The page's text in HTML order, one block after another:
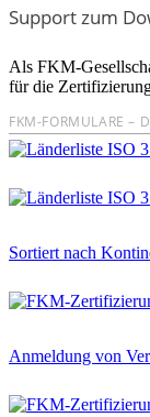
Support zum
Als FKM-
für die
FKM-FORMULARE –
Sortiert nach
Anmeldung von